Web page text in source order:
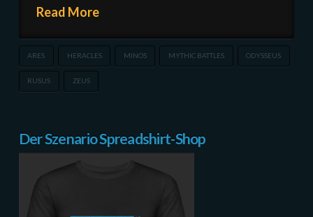
Read More
ARES HERACLES MINOS MYTHIC BATTLES ODYSSEUS
RUSUS ZEUS
Der Szenario Spreadshirt-Shop